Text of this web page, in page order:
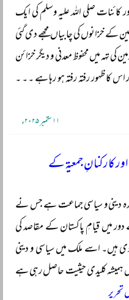
صلی اللہ علیہ وسلم کی ایک
کے خزانوں کی چابیاں مجھے دی گئی
تہہ میں محفوظ معدنی و دیگر خزائن
ظہور رفتہ رفتہ ہو رہا ہے ۔ ۔ ۔
۱۱ ستمبر ۲۰۲۵ء
کارکنانِ جمعیۃ کے
دینی و سیاسی جماعت ہے جس نے
میں قیامِ پاکستان کے مقاصد کی
ہیں۔ اسے ملک میں سیاسی و دینی
ہمیشہ کلیدی حیثیت حاصل رہی ہے
تحریر